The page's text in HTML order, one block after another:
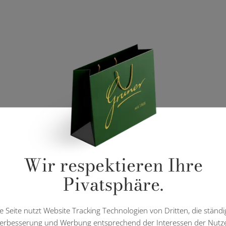
Wir respektieren Ihre
Pivatsphäre.
Seite nutzt Website Tracking Technologien von Dritten, die
und Werbung entsprechend der Interessen der